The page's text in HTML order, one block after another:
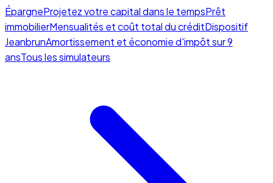
ÉpargneProjetez votre capital dans le tempsPrêt
immobilierMensualités et coût total du créditDispositif
JeanbrunAmortissement et économie d'impôt sur 9
ansTous les simulateurs